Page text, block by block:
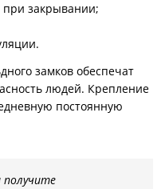
закрывании;
замков обеспечат
людей. Крепление
постоянную
получите